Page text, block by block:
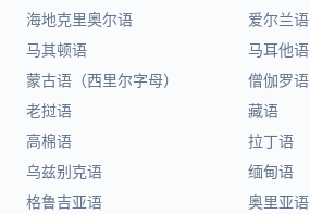
海地克里奥尔语
爱尔兰语
马其顿语
马耳他语
蒙古语（西里尔字母）
僧伽罗语
老挝语
藏语
高棉语
拉丁语
乌兹别克语
缅甸语
格鲁吉亚语
奥里亚语